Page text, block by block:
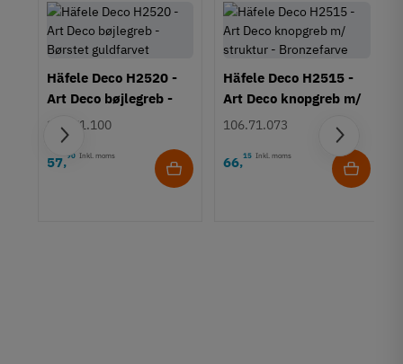
Häfele Deco H2520 -
Art Deco bøjlegreb -
Børstet guldfarvet
106.71.100
57,90 Inkl. moms
Häfele Deco H2515 -
Art Deco knopgreb m/
struktur - Bronzefarve
106.71.073
66,15 Inkl. moms